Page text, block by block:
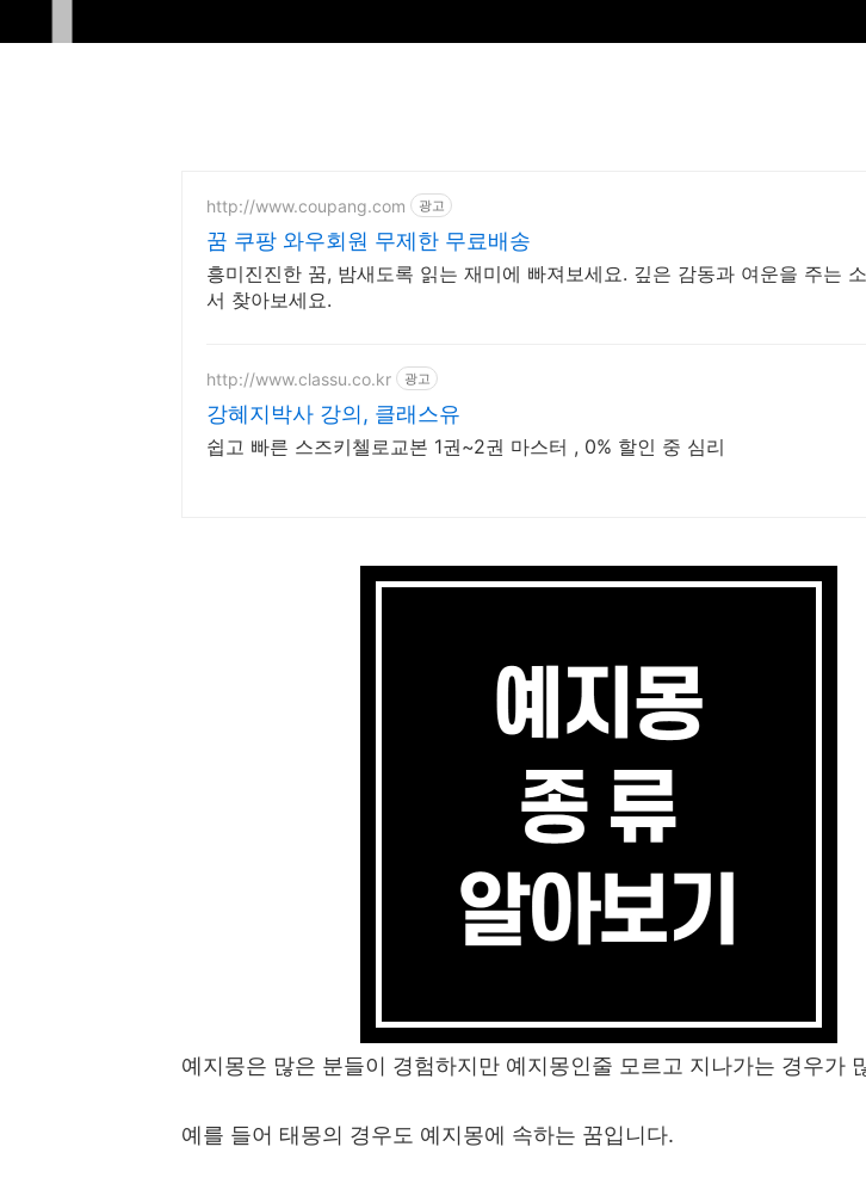
http://www.coupang.com 광고
꿈 쿠팡 와우회원 무제한 무료배송
흥미진진한 꿈, 밤새도록 읽는 재미에 빠져보세요. 깊은 감동과 여운을 주는
서 찾아보세요.
http://www.classu.co.kr 광고
강혜지박사 강의, 클래스유
쉽고 빠른 스즈키첼로교본 1권~2권 마스터 , 0% 할인 중 심리
예지몽은 많은 분들이 경험하지만 예지몽인줄 모르고 지나가는 경우가
예를 들어 태몽의 경우도 예지몽에 속하는 꿈입니다.